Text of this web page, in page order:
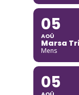
05
AOÛ
Marsa
Mens
05